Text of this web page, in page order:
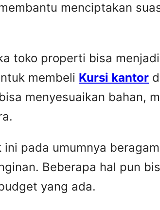
menciptakan
toko properti bisa
membeli Kursi kantor
menyesuaikan bahan,
pada umumnya
Beberapa hal pun
yang ada.